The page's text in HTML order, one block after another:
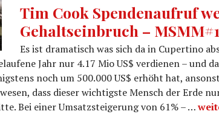
Tim Cook Spendenaufruf
Gehaltseinbruch –
Es ist dramatisch was sich da in Cupertino
Jahr nur 4.17 Mio US$ verdienen – und
noch um 500.000 US$ erhöht hat,
dass dieser wichtigste Mensch der Erde
Bei einer Umsatzsteigerung von 61% – …Tim